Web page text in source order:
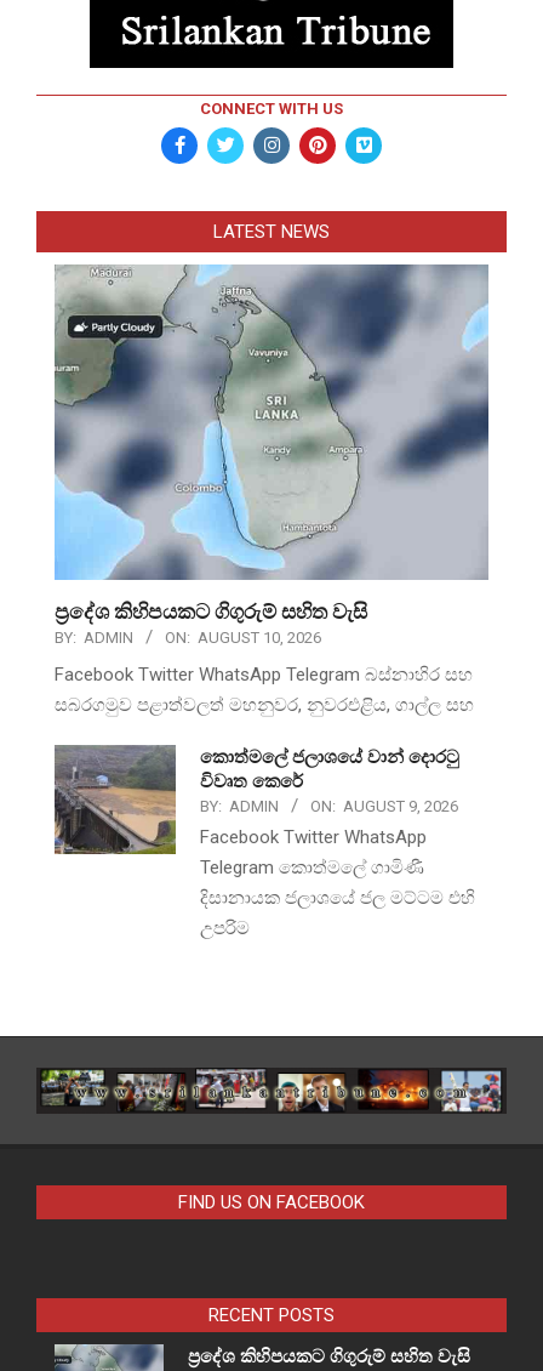
CONNECT WITH US
LATEST NEWS
ප්‍රදේශ කිහිපයකට ගිගුරුම් සහිත වැසි
BY: ADMIN ON: AUGUST 10, 2026
Facebook Twitter WhatsApp Telegram බස්නාහිර සහ
සබරගමුව පළාත්වලත් මහනුවර, නුවරඑළිය, ගාල්ල සහ
කොත්මලේ ජලාශයේ වාන් දොරටු
විවෘත කෙරේ
BY: ADMIN ON: AUGUST 9, 2026
Facebook Twitter WhatsApp
Telegram කොත්මලේ ගාමිණී
දිසානායක ජලාශයේ ජල මට්ටම එහි
උපරිම
FIND US ON FACEBOOK
RECENT POSTS
ප්‍රදේශ කිහිපයකට ගිගුරුම් සහිත වැසි